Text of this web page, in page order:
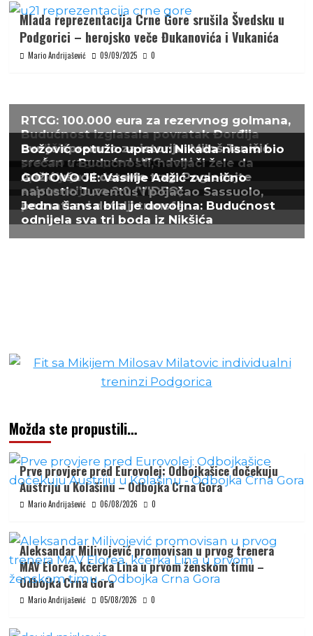
Mlada reprezentacija Crne Gore srušila Švedsku u
Podgorici – herojsko veče Đukanovića i Vukanića
Mario Andrijašević 09/09/2025 0
Možda ste propustili…
Prve provjere pred Eurovolej: Odbojkašice dočekuju
Austriju u Kolašinu – Odbojka Crna Gora
Mario Andrijašević 06/08/2026 0
Aleksandar Milivojević promovisan u prvog trenera
MAV Elorea, kćerka Lina u prvom ženskom timu –
Odbojka Crna Gora
Mario Andrijašević 05/08/2026 0